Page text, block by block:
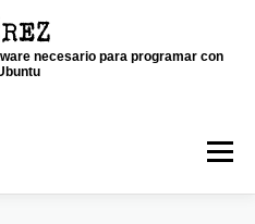
necesario para programar con
Menú